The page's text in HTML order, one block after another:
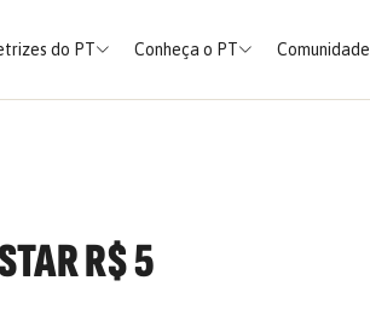
do PT Conheça o PT Comunidade
R$ 5